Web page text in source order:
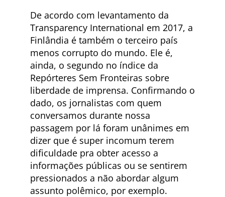
De acordo com levantamento da
Transparency International em 2017, a
Finlândia é também o terceiro país
menos corrupto do mundo. Ele é,
ainda, o segundo no índice da
Repórteres Sem Fronteiras sobre
liberdade de imprensa. Confirmando o
dado, os jornalistas com quem
conversamos durante nossa
passagem por lá foram unânimes em
dizer que é super incomum terem
dificuldade pra obter acesso a
informações públicas ou se sentirem
pressionados a não abordar algum
assunto polêmico, por exemplo.